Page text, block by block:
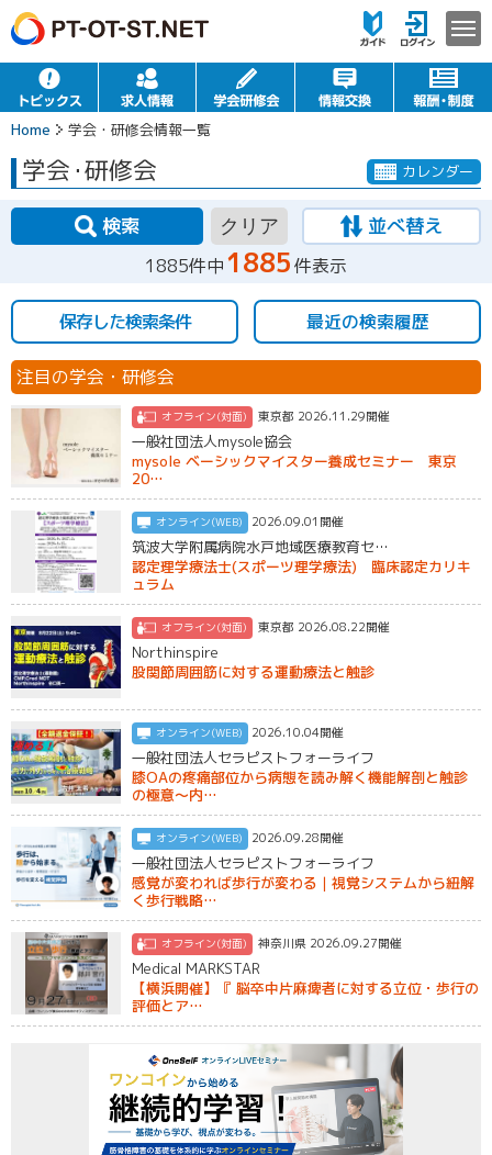
Home 学会・研修会情報一覧
学会・研修会 カレンダー
検索 クリア 並べ替え
1885件中1885件表示
保存した検索条件 最近の検索履歴
注目の学会・研修会
オフライン(対面) 東京都 2026.11.29開催
一般社団法人mysole協会
mysole ベーシックマイスター養成セミナー 東京
20…
オンライン(WEB) 2026.09.01開催
筑波大学附属病院水戸地域医療教育セ…
認定理学療法士(スポーツ理学療法) 臨床認定カリキ
ュラム
オフライン(対面) 東京都 2026.08.22開催
Northinspire
股関節周囲筋に対する運動療法と触診
オンライン(WEB) 2026.10.04開催
一般社団法人セラピストフォーライフ
膝OAの疼痛部位から病態を読み解く機能解剖と触診
の極意〜内…
オンライン(WEB) 2026.09.28開催
一般社団法人セラピストフォーライフ
感覚が変われば歩行が変わる｜視覚システムから紐解
く歩行戦略…
オフライン(対面) 神奈川県 2026.09.27開催
Medical MARKSTAR
【横浜開催】『 脳卒中片麻痺者に対する立位・歩行の
評価とア…